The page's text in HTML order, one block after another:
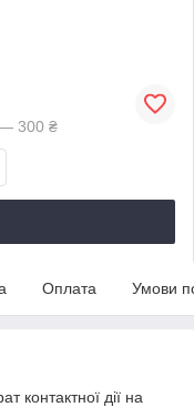
— 300 ₴
Оплата Умови
контактної дії на